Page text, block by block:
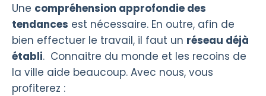
Une compréhension approfondie des
tendances est nécessaire. En outre, afin de
bien effectuer le travail, il faut un réseau déjà
établi. Connaitre du monde et les recoins de
la ville aide beaucoup. Avec nous, vous
profiterez :